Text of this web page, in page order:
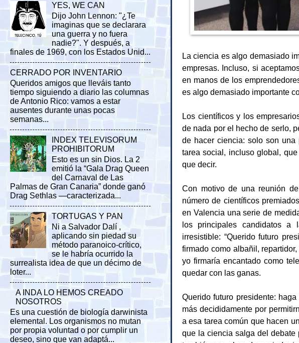
La ciencia es algo demasiado
empresas. Incluso, si
en manos de los
es algo demasiado importante
Los científicos y los
de nada por el hecho de serlo,
de hacer ciencia: solo son
tarea social, incluso global,
que decir.
Con motivo de una reunión
número de científicos
en Valencia una serie de
los principales candidatos a
irresistible: “Querido futuro
firmado como albañil,
yo firmaría encantado como
quedar con las ganas.
Querido futuro presidente:
más decididamente por
a esa tarea común que hacen
que la ciencia salga del debate
YES, WE CAN
Dijo John Lennon: "¿Te
imaginas que se declarara
una guerra y no fuera
nadie?". Y después, a
finales de 1969, con los Estados Unid...
CERRADO POR INVENTARIO
Queridos amigos que lleváis tanto
tiempo siguiendo a diario las columnas
de Antonio Rico: vamos a estar
ausentes durante unas pocas
semanas...
INDEX TELEVISORUM
PROHIBITORUM
Esto es un sin Dios. La 2
emitió la “Gala Drag Queen
del Carnaval de Las
Palmas de Gran Canaria” donde ganó
Drag Sethlas —caracterizada...
TORTUGAS Y PAN
Ni a Salvador Dalí ,
aplicando sin piedad su
método paranoico-crítico,
se le habría ocurrido la
surrealista idea de que un décimo de
loter...
A INDA LO HEMOS CREADO
NOSOTROS
Es una cuestión de biología darwinista
elemental. Los organismos no mutan
por propia voluntad o por cumplir un
deseo, sino que van adaptá...